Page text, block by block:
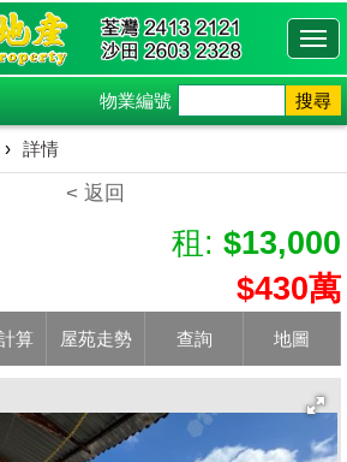
物業編號 搜尋
› 詳情
< 返回
租: $13,000
$430萬
算 屋苑走勢 查詢 地圖